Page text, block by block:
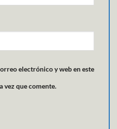
electrónico y web en este
vez que comente.